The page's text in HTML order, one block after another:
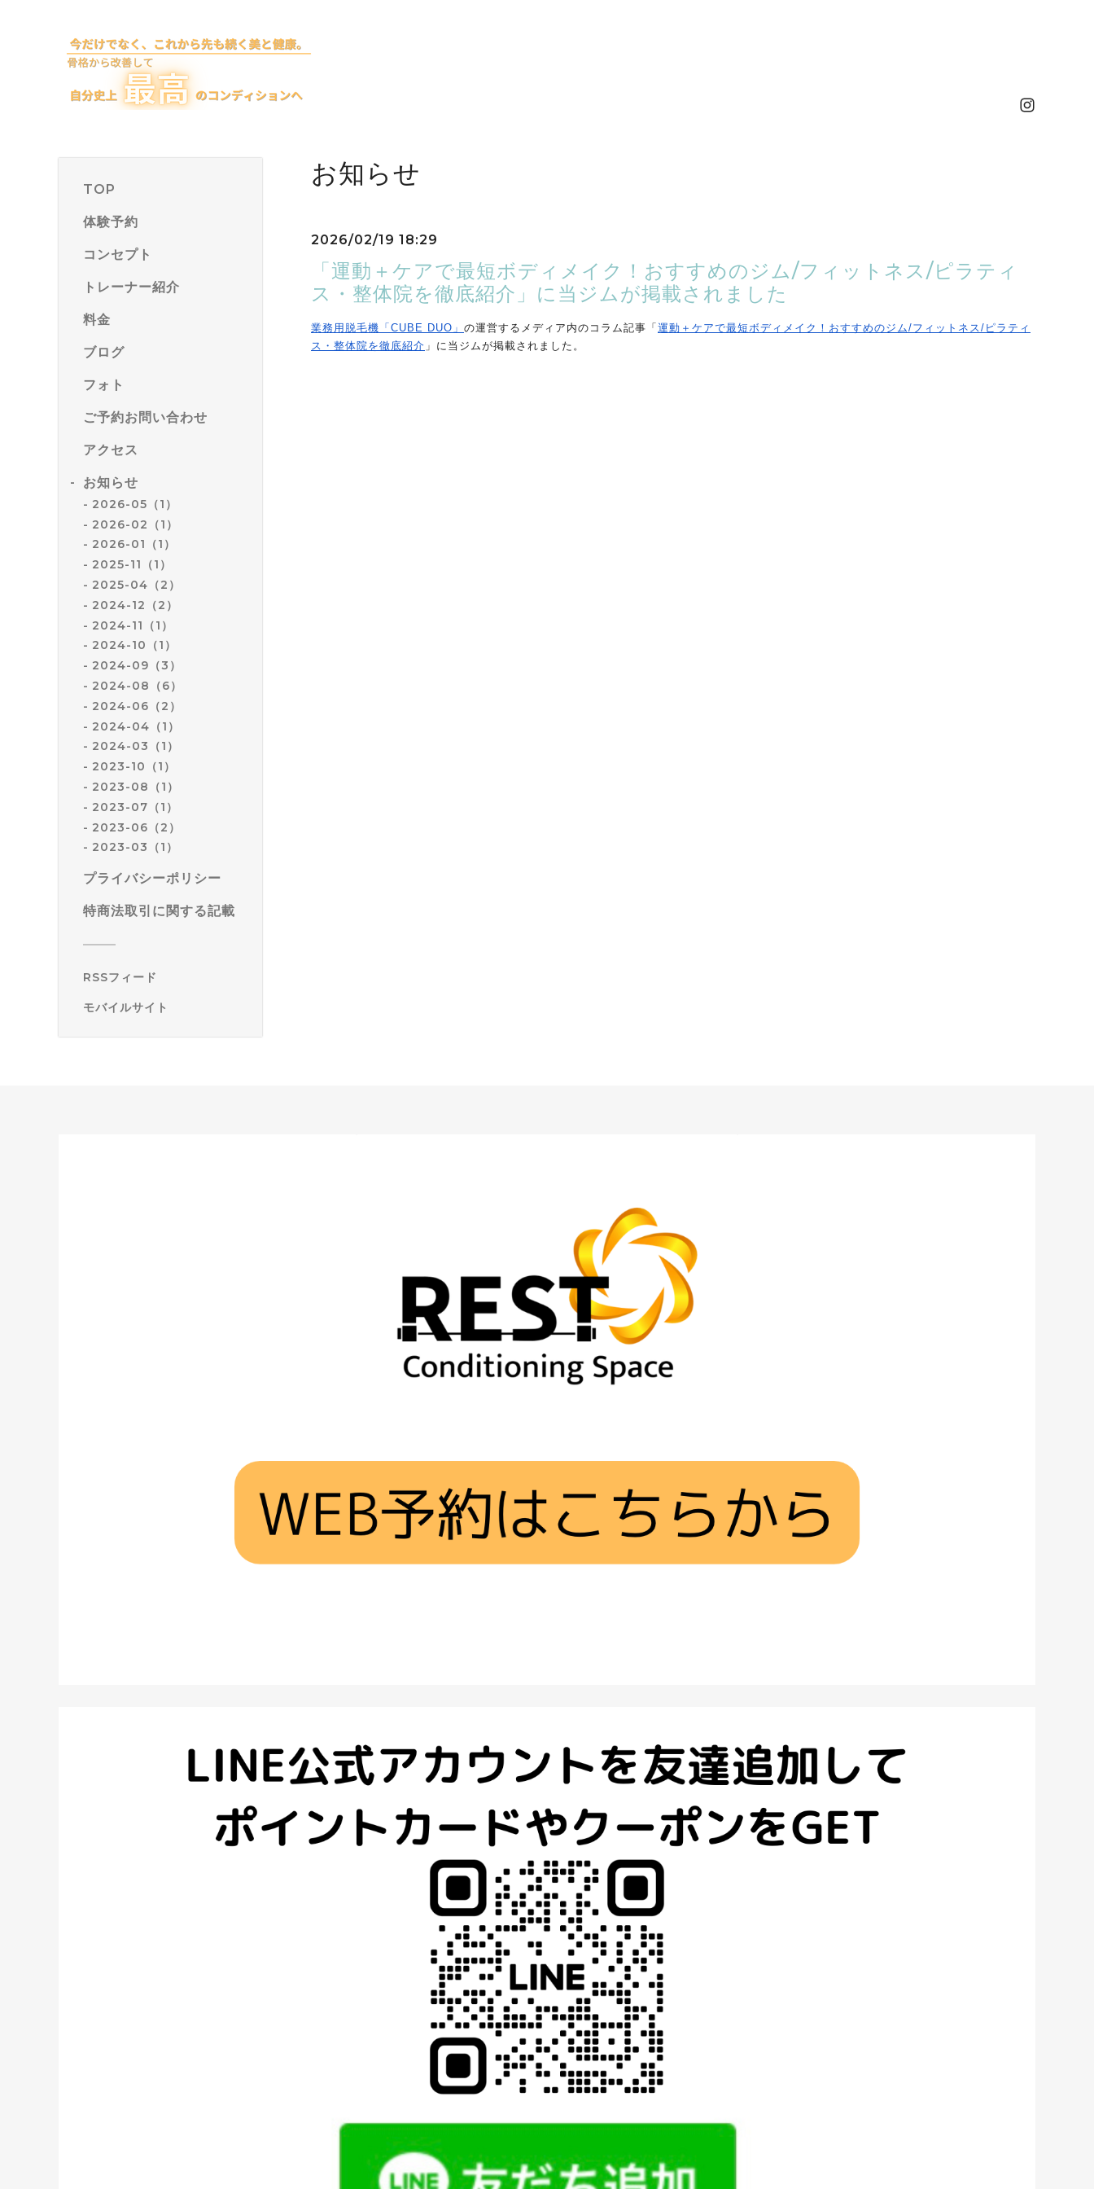
TOP
体験予約
コンセプト
トレーナー紹介
料金
ブログ
フォト
ご予約お問い合わせ
アクセス
お知らせ
2026-05（1）
2026-02（1）
2026-01（1）
2025-11（1）
2025-04（2）
2024-12（2）
2024-11（1）
2024-10（1）
2024-09（3）
2024-08（6）
2024-06（2）
2024-04（1）
2024-03（1）
2023-10（1）
2023-08（1）
2023-07（1）
2023-06（2）
2023-03（1）
プライバシーポリシー
特商法取引に関する記載
RSSフィード
モバイルサイト
お知らせ
2026/02/19 18:29
「運動＋ケアで最短ボディメイク！おすすめのジム/フィットネス/ピラティ
ス・整体院を徹底紹介」に当ジムが掲載されました
業務用脱毛機「CUBE DUO」 の運営するメディア内のコラム記事「 運動＋ ケアで最短ボディメイク！おすすめのジム/フィットネス/ ピラティ
ス・整体院を徹底紹介 」に当ジムが掲載されました。